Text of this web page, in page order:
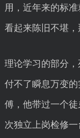
用，近年来的标
看起来陈旧不堪，
理论学习的部分
付不了瞬息万变
傅，他带过一个
次独立上岗检修